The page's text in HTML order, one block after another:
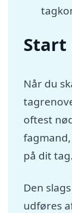
Start
Når du
oftest
på dit tag.
Den
udføres